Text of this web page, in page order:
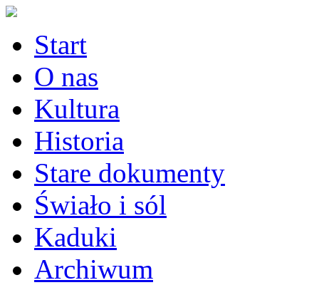
Start
O nas
Kultura
Historia
Stare dokumenty
Świało i sól
Kaduki
Archiwum